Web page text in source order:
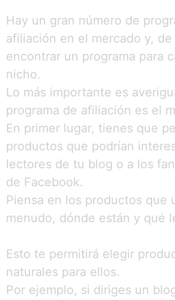
Hay un gran número de
afiliación en el mercado y,
encontrar un programa para
nicho.
Lo más importante es
programa de afiliación es el
En primer lugar, tienes que
productos que podrían
lectores de tu blog o a los
de Facebook.
Piensa en los productos que
menudo, dónde están y qué
Esto te permitirá elegir
naturales para ellos.
Por ejemplo, si diriges un